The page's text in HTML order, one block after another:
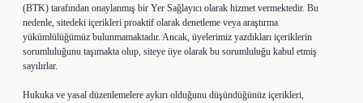
(BTK) tarafından onaylanmış bir Yer Sağlayıcı olarak hizmet vermektedir. Bu
nedenle, sitedeki içerikleri proaktif olarak denetleme veya araştırma
yükümlülüğümüz bulunmamaktadır. Ancak, üyelerimiz yazdıkları içeriklerin
sorumluluğunu taşımakta olup, siteye üye olarak bu sorumluluğu kabul etmiş
sayılırlar.
Hukuka ve yasal düzenlemelere aykırı olduğunu düşündüğünüz içerikleri,